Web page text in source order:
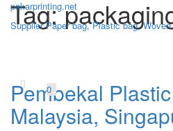
pakarprinting.net
Supplier Paper bag, Plastic bag,
0
Tag:
Pembekal
Malaysia,